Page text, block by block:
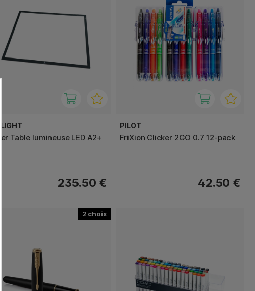
Table lumineuse LED A2+
235.50 €
PILOT
FriXion Clicker 2GO 0.7 12-pack
42.50 €
2